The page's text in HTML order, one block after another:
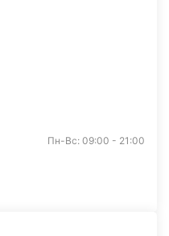
Пн-Вс: 09:00 - 21:00